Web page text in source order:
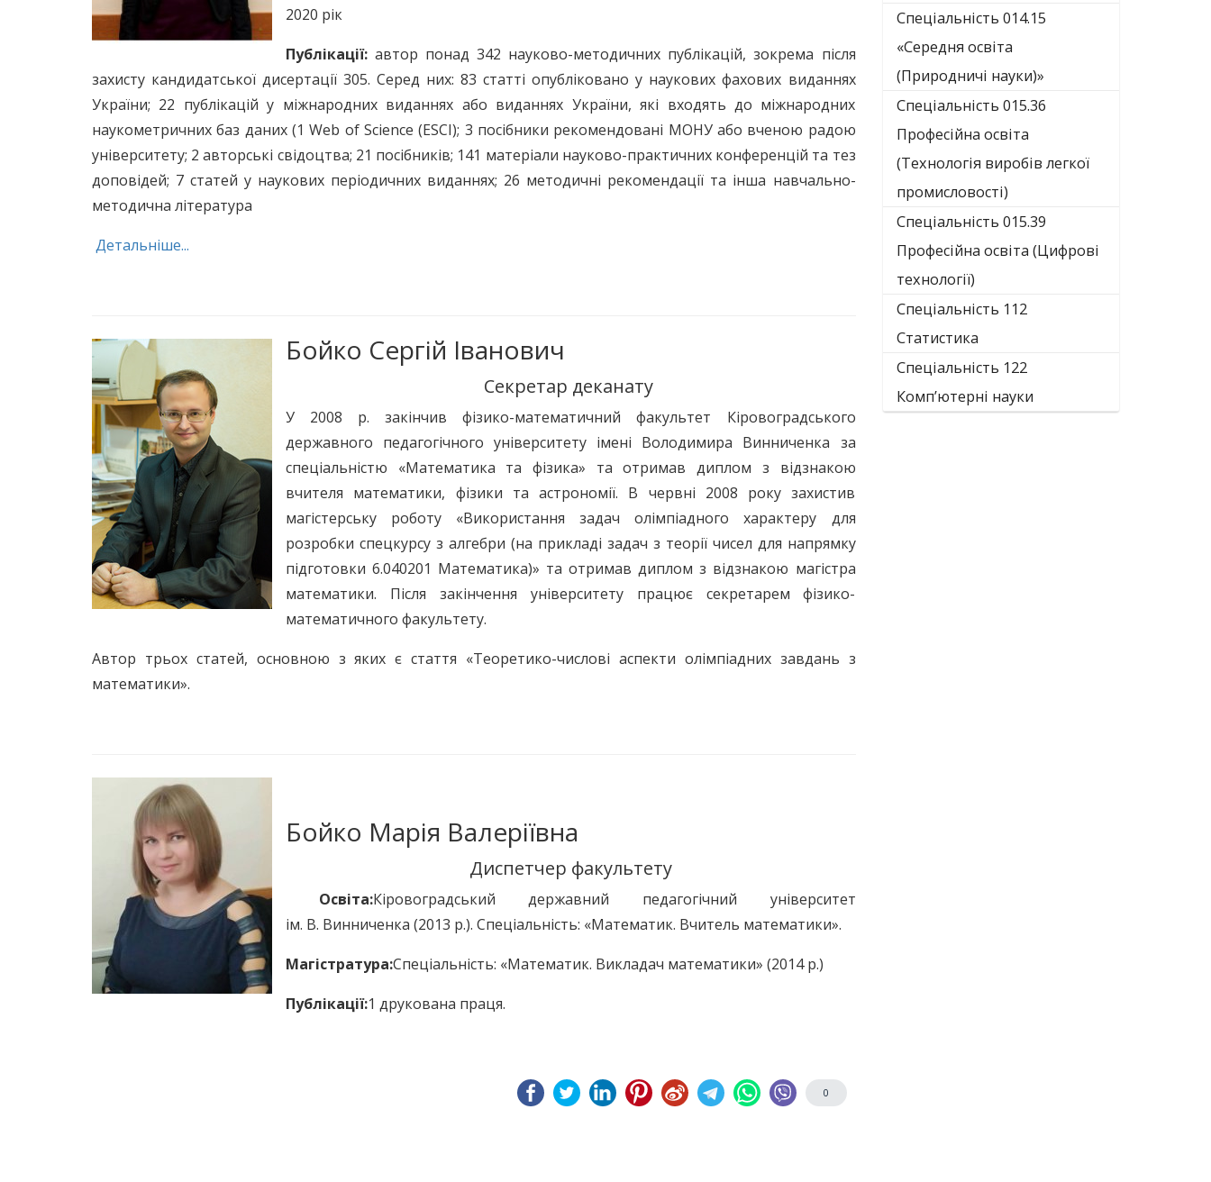
2020 рік
Публікації: автор понад 342 науково-методичних публікацій, зокрема після
захисту кандидатської дисертації 305. Серед них: 83 статті опубліковано у наукових фахових виданнях
України; 22 публікацій у міжнародних виданнях або виданнях України, які входять до міжнародних
наукометричних баз даних (1 Web of Science (ESCI); 3 посібники рекомендовані МОНУ або вченою радою
університету; 2 авторські свідоцтва; 21 посібників; 141 матеріали науково-практичних конференцій та тез
доповідей; 7 статей у наукових періодичних виданнях; 26 методичні рекомендації та інша навчально-
методична література
Детальніше...
Бойко Сергій Іванович
Секретар деканату
У 2008 р. закінчив фізико-математичний факультет Кіровоградського
державного педагогічного університету імені Володимира Винниченка за
спеціальністю «Математика та фізика» та отримав диплом з відзнакою
вчителя математики, фізики та астрономії. В червні 2008 року захистив
магістерську роботу «Використання задач олімпіадного характеру для
розробки спецкурсу з алгебри (на прикладі задач з теорії чисел для напрямку
підготовки 6.040201 Математика)» та отримав диплом з відзнакою магістра
математики. Після закінчення університету працює секретарем фізико-
математичного факультету.
Автор трьох статей, основною з яких є стаття «Теоретико-числові аспекти олімпіадних завдань з
математики».
Бойко Марія Валеріївна
Диспетчер факультету
Освіта:Кіровоградський державний педагогічний університет
ім. В. Винниченка (2013 р.). Спеціальність: «Математик. Вчитель математики».
Магістратура:Спеціальність: «Математик. Викладач математики» (2014р.)
Публікації:1 друкована праця.
0
Спеціальність 014.15
«Середня освіта
(Природничі науки)»
Спеціальність 015.36
Професійна освіта
(Технологія виробів легкої
промисловості)
Спеціальність 015.39
Професійна освіта (Цифрові
технології)
Спеціальність 112
Статистика
Спеціальність 122
Комп’ютерні науки